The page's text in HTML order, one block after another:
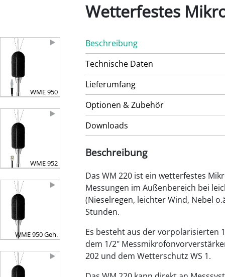
Wetterfestes
WME 950
WME 952
WME 950 Geh.
Beschreibung
Technische Daten
Lieferumfang
Optionen & Zubehör
Downloads
Beschreibung
Das WM 220 ist ein wetterfestes
Messungen im Außenbereich bei
(Nieselregen, leichter Wind, Nebel
Stunden.
Es besteht aus der vorpolarisierten
dem 1/2"
202 und dem Wetterschutz WS 1.